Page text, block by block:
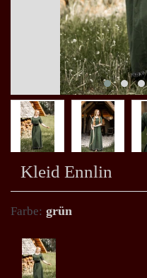
Kleid Ennlin
Farbe: grün